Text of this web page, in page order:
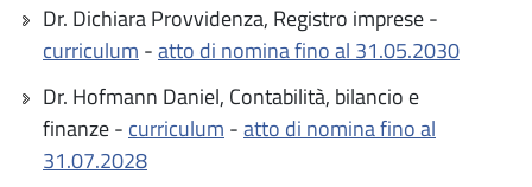
Dr. Dichiara Provvidenza, Registro imprese -
curriculum -atto di nomina fino al 31.05.2030
Dr. Hofmann Daniel, Contabilità, bilancio e
finanze - curriculum -atto di nomina fino al
31.07.2028